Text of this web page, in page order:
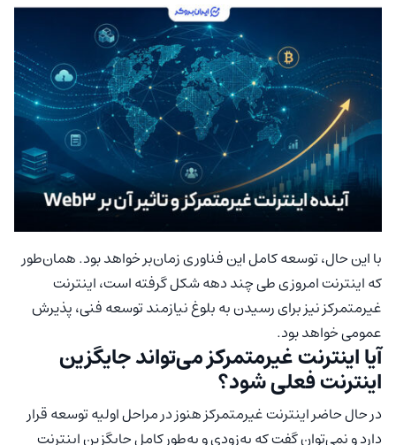
با این حال، توسعه کامل این فناوری زمان‌بر خواهد بود. همان‌طور
که اینترنت امروزی طی چند دهه شکل گرفته است، اینترنت
غیرمتمرکز نیز برای رسیدن به بلوغ نیازمند توسعه فنی، پذیرش
عمومی خواهد بود.
آیا اینترنت غیرمتمرکز می‌تواند جایگزین
اینترنت فعلی شود؟
در حال حاضر اینترنت غیرمتمرکز هنوز در مراحل اولیه توسعه قرار
دارد و نمی‌توان گفت که به‌زودی و به‌طور کامل جایگزین اینترنت